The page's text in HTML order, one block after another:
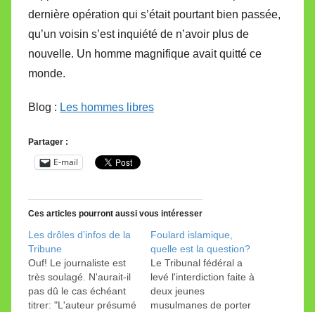
dernière opération qui s’était pourtant bien passée,
qu’un voisin s’est inquiété de n’avoir plus de
nouvelle. Un homme magnifique avait quitté ce
monde.
Blog : Les hommes libres
Partager :
E-mail
Ces articles pourront aussi vous intéresser
Les drôles d’infos de la
Tribune
Ouf! Le journaliste est
très soulagé. N'aurait-il
pas dû le cas échéant
titrer: "L'auteur présumé
Foulard islamique,
quelle est la question?
Le Tribunal fédéral a
levé l'interdiction faite à
deux jeunes
musulmanes de porter